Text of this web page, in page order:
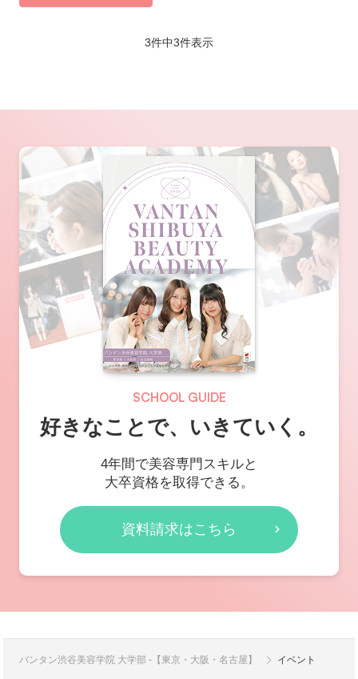
3件中3件表示
SCHOOL GUIDE
好きなことで、いきていく。
4年間で美容専門スキルと
大卒資格を取得できる。
資料請求はこちら
バンタン渋谷美容学院 大学部 -【東京・大阪・名古屋】 イベント